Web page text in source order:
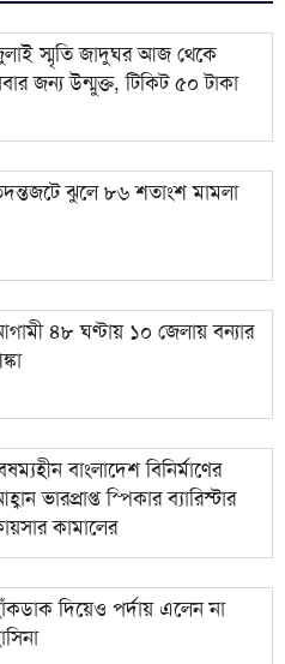
ও ভাঙচুর
১৭ জন
স্মৃতি জাদুঘর আজ থেকে
জন্য উন্মুক্ত, টিকিট ৫০ টাকা
ঝুলে ৮৬ শতাংশ মামলা
৪৮ ঘণ্টায় ১০ জেলায় বন্যার
বাংলাদেশ বিনির্মাণের
ভারপ্রাপ্ত স্পিকার ব্যারিস্টার
কামালের
দিয়েও পর্দায় এলেন না